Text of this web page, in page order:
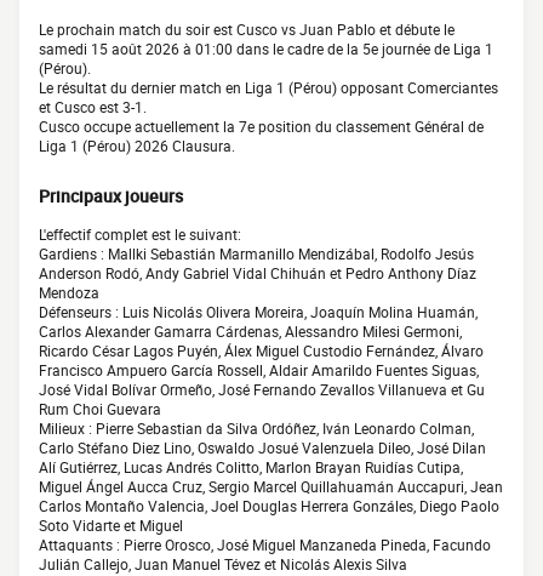
Le prochain match du soir est Cusco vs Juan Pablo et débute le
samedi 15 août 2026 à 01:00 dans le cadre de la 5e journée de Liga 1
(Pérou).
Le résultat du dernier match en Liga 1 (Pérou) opposant Comerciantes
et Cusco est 3-1.
Cusco occupe actuellement la 7e position du classement Général de
Liga 1 (Pérou) 2026 Clausura.
Principaux joueurs
L'effectif complet est le suivant:
Gardiens : Mallki Sebastián Marmanillo Mendizábal, Rodolfo Jesús
Anderson Rodó, Andy Gabriel Vidal Chihuán et Pedro Anthony Díaz
Mendoza
Défenseurs : Luis Nicolás Olivera Moreira, Joaquín Molina Huamán,
Carlos Alexander Gamarra Cárdenas, Alessandro Milesi Germoni,
Ricardo César Lagos Puyén, Álex Miguel Custodio Fernández, Álvaro
Francisco Ampuero García Rossell, Aldair Amarildo Fuentes Siguas,
José Vidal Bolívar Ormeño, José Fernando Zevallos Villanueva et Gu
Rum Choi Guevara
Milieux : Pierre Sebastian da Silva Ordóñez, Iván Leonardo Colman,
Carlo Stéfano Diez Lino, Oswaldo Josué Valenzuela Dileo, José Dilan
Alí Gutiérrez, Lucas Andrés Colitto, Marlon Brayan Ruidías Cutipa,
Miguel Ángel Aucca Cruz, Sergio Marcel Quillahuamán Auccapuri, Jean
Carlos Montaño Valencia, Joel Douglas Herrera Gonzáles, Diego Paolo
Soto Vidarte et Miguel
Attaquants : Pierre Orosco, José Miguel Manzaneda Pineda, Facundo
Julián Callejo, Juan Manuel Tévez et Nicolás Alexis Silva